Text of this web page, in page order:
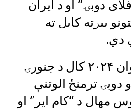
دوبۍ” او د ایران
بیرته کابل ته
دي.
“ایرعربیه” د روان ۲۰۲۴ کال د جنورۍ
دوبۍ ترمنځ الوتنې
مهال د “کام ایر” او